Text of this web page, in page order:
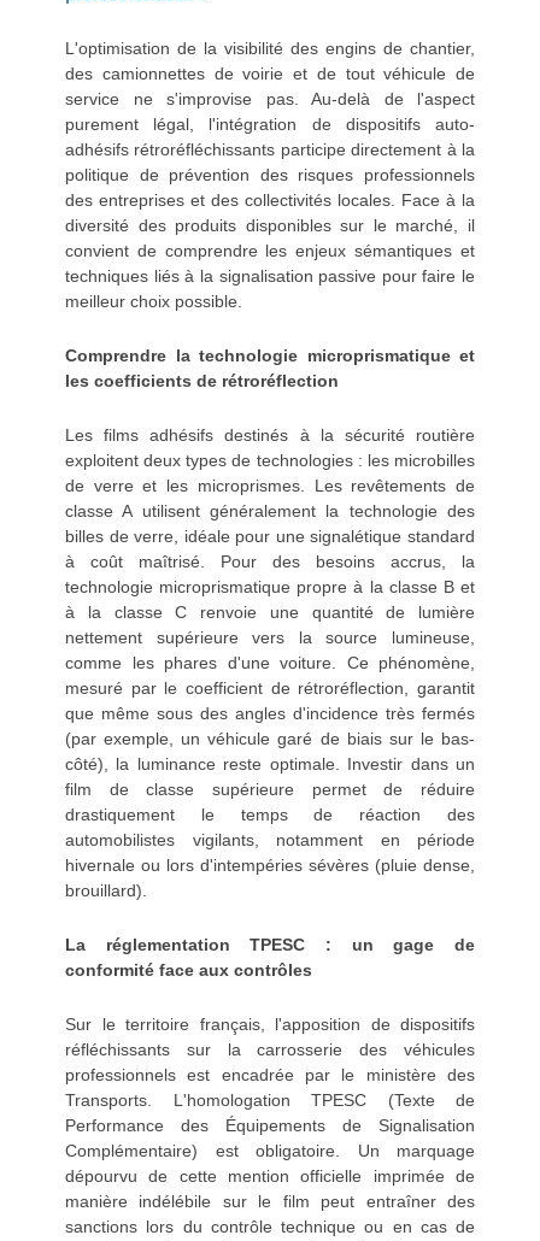
L'optimisation de la visibilité des engins de chantier,
des camionnettes de voirie et de tout véhicule de
service ne s'improvise pas. Au-delà de l'aspect
purement légal, l'intégration de dispositifs auto-
adhésifs rétroréfléchissants participe directement à la
politique de prévention des risques professionnels
des entreprises et des collectivités locales. Face à la
diversité des produits disponibles sur le marché, il
convient de comprendre les enjeux sémantiques et
techniques liés à la signalisation passive pour faire le
meilleur choix possible.
Comprendre la technologie microprismatique et
les coefficients de rétroréflection
Les films adhésifs destinés à la sécurité routière
exploitent deux types de technologies : les microbilles
de verre et les microprismes. Les revêtements de
classe A utilisent généralement la technologie des
billes de verre, idéale pour une signalétique standard
à coût maîtrisé. Pour des besoins accrus, la
technologie microprismatique propre à la classe B et
à la classe C renvoie une quantité de lumière
nettement supérieure vers la source lumineuse,
comme les phares d'une voiture. Ce phénomène,
mesuré par le coefficient de rétroréflection, garantit
que même sous des angles d'incidence très fermés
(par exemple, un véhicule garé de biais sur le bas-
côté), la luminance reste optimale. Investir dans un
film de classe supérieure permet de réduire
drastiquement le temps de réaction des
automobilistes vigilants, notamment en période
hivernale ou lors d'intempéries sévères (pluie dense,
brouillard).
La réglementation TPESC : un gage de
conformité face aux contrôles
Sur le territoire français, l'apposition de dispositifs
réfléchissants sur la carrosserie des véhicules
professionnels est encadrée par le ministère des
Transports. L'homologation TPESC (Texte de
Performance des Équipements de Signalisation
Complémentaire) est obligatoire. Un marquage
dépourvu de cette mention officielle imprimée de
manière indélébile sur le film peut entraîner des
sanctions lors du contrôle technique ou en cas de